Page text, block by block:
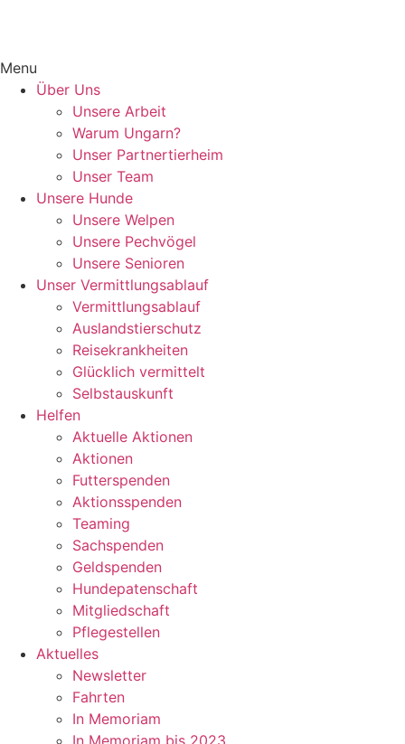
Menu
Über Uns
Unsere Arbeit
Warum Ungarn?
Unser Partnertierheim
Unser Team
Unsere Hunde
Unsere Welpen
Unsere Pechvögel
Unsere Senioren
Unser Vermittlungsablauf
Vermittlungsablauf
Auslandstierschutz
Reisekrankheiten
Glücklich vermittelt
Selbstauskunft
Helfen
Aktuelle Aktionen
Aktionen
Futterspenden
Aktionsspenden
Teaming
Sachspenden
Geldspenden
Hundepatenschaft
Mitgliedschaft
Pflegestellen
Aktuelles
Newsletter
Fahrten
In Memoriam